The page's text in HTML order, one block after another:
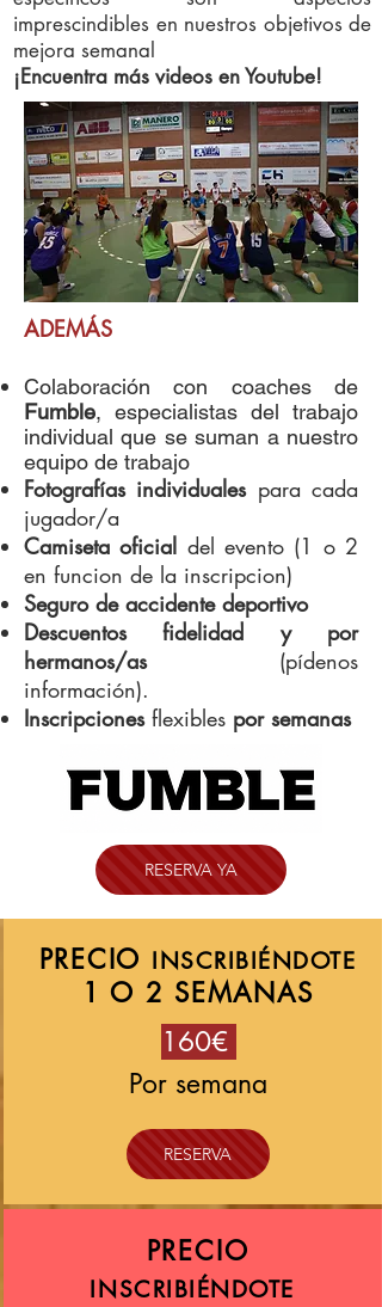
imprescindibles en nuestros objetivos de
mejora semanal
¡Encuentra más videos en Youtube!
ADEMÁS
Colaboración con coaches de
Fumble, especialistas del trabajo
individual que se suman a nuestro
equipo de trabajo
Fotografías individualespara cada
jugador/a
Camiseta oficial del evento (1 o 2
en funcion de la inscripcion)
Seguro de accidente deportivo
Descuentos fidelidad y por
hermanos/as(pídenos
información).
Inscripcionesflexibles por semanas
RESERVA YA
PRECIO INSCRIBIÉNDOTE
1 O 2 SEMANAS
160€
Por semana
RESERVA
PRECIO
INSCRIBIÉNDOTE